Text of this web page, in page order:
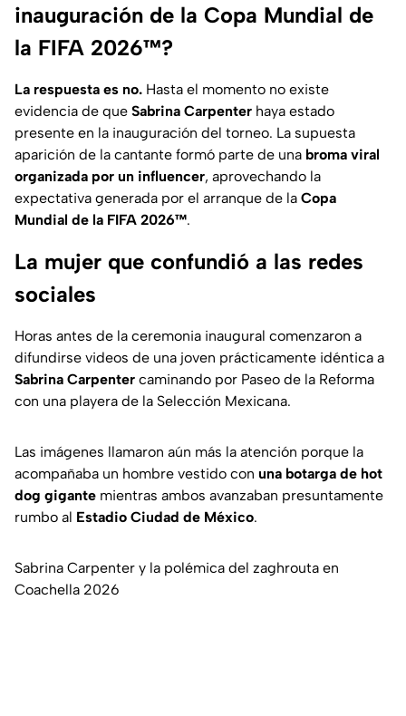
inauguración de la Copa Mundial de
la FIFA 2026™?
La respuesta es no. Hasta el momento no existe
evidencia de que Sabrina Carpenter haya estado
presente en la inauguración del torneo. La supuesta
aparición de la cantante formó parte de una broma viral
organizada por un influencer, aprovechando la
expectativa generada por el arranque de la Copa
Mundial de la FIFA 2026™.
La mujer que confundió a las redes
sociales
Horas antes de la ceremonia inaugural comenzaron a
difundirse videos de una joven prácticamente idéntica a
Sabrina Carpenter caminando por Paseo de la Reforma
con una playera de la Selección Mexicana.
Las imágenes llamaron aún más la atención porque la
acompañaba un hombre vestido con una botarga de hot
dog gigante mientras ambos avanzaban presuntamente
rumbo al Estadio Ciudad de México.
Sabrina Carpenter y la polémica del zaghrouta en
Coachella 2026